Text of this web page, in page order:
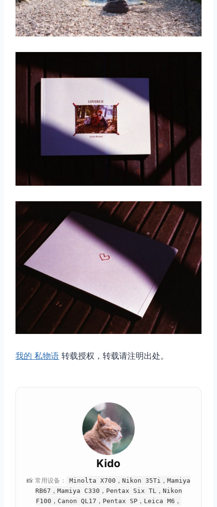
我的 私物语 转载授权，转载请注明出处。
Kido
📸 常用设备：
Minolta X700，Nikon 35Ti，Mamiya
RB67，Mamiya C330，Pentax Six TL，Nikon
F100，Canon QL17，Pentax SP，Leica M6，